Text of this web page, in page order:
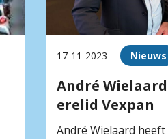
17-11-2023 Nieuws
André
erelid Vexpan
André Wielaard